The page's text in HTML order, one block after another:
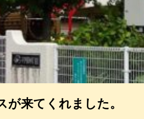
が来てくれました。